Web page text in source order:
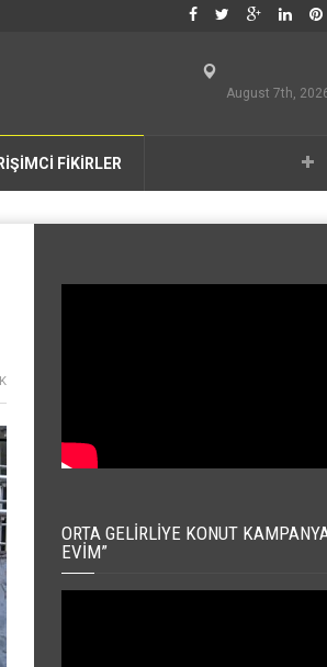
August 7th,
FİKİRLER
ORTA GELIRLIYE KONUT
EVIM”